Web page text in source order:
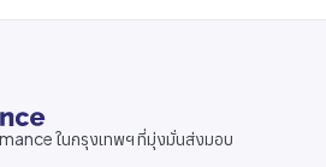
ในกรุงเทพฯ ที่มุ่งมั่นส่งมอบ